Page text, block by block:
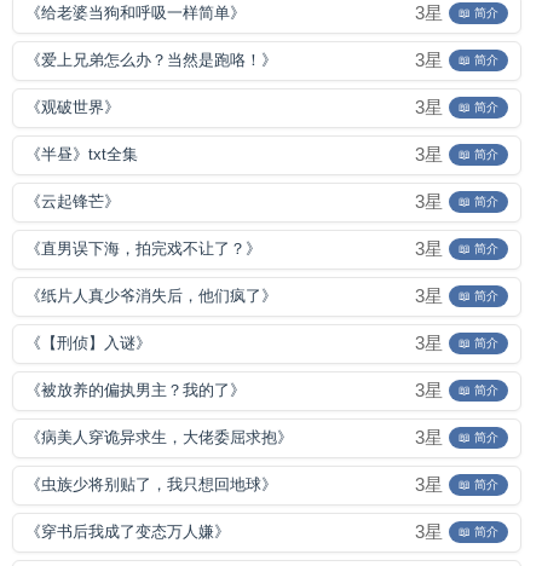
《给老婆当狗和呼吸一样简单》 3星 📖 简介
《爱上兄弟怎么办？当然是跑咯！》 3星 📖 简介
《观破世界》 3星 📖 简介
《半昼》txt全集 3星 📖 简介
《云起锋芒》 3星 📖 简介
《直男误下海，拍完戏不让了？》 3星 📖 简介
《纸片人真少爷消失后，他们疯了》 3星 📖 简介
《【刑侦】入谜》 3星 📖 简介
《被放养的偏执男主？我的了》 3星 📖 简介
《病美人穿诡异求生，大佬委屈求抱》 3星 📖 简介
《虫族少将别贴了，我只想回地球》 3星 📖 简介
《穿书后我成了变态万人嫌》 3星 📖 简介